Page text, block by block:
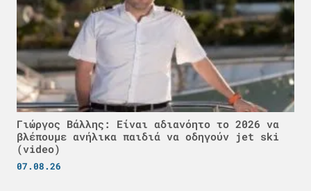
Γιώργος Βάλλης: Είναι αδιανόητο το 2026 να
βλέπουμε ανήλικα παιδιά να οδηγούν jet ski
(video)
07.08.26